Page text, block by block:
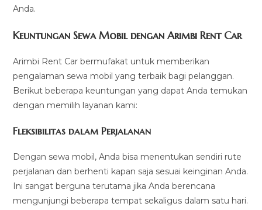
Anda.
Keuntungan Sewa Mobil dengan Arimbi Rent Car
Arimbi Rent Car bermufakat untuk memberikan
pengalaman sewa mobil yang terbaik bagi pelanggan.
Berikut beberapa keuntungan yang dapat Anda temukan
dengan memilih layanan kami:
Fleksibilitas dalam Perjalanan
Dengan sewa mobil, Anda bisa menentukan sendiri rute
perjalanan dan berhenti kapan saja sesuai keinginan Anda.
Ini sangat berguna terutama jika Anda berencana
mengunjungi beberapa tempat sekaligus dalam satu hari.